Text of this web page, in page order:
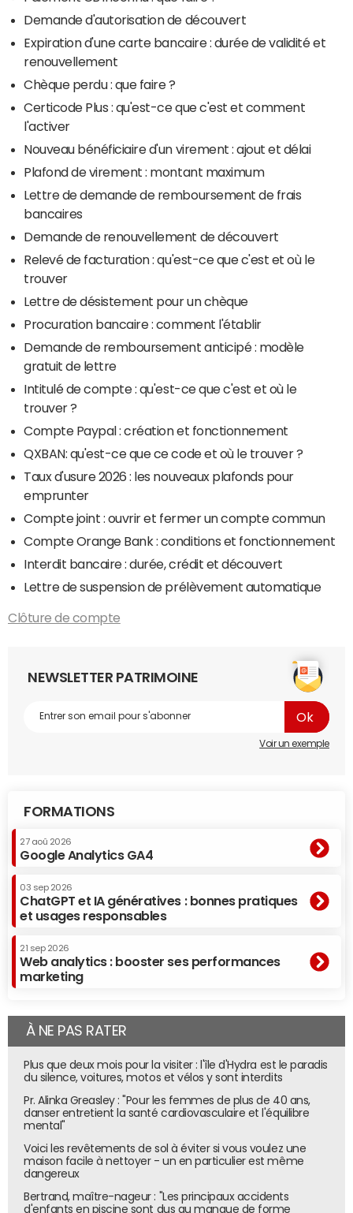
Demande d'autorisation de découvert
Expiration d'une carte bancaire : durée de validité et
renouvellement
Chèque perdu : que faire ?
Certicode Plus : qu'est-ce que c'est et comment
l'activer
Nouveau bénéficiaire d'un virement : ajout et délai
Plafond de virement : montant maximum
Lettre de demande de remboursement de frais
bancaires
Demande de renouvellement de découvert
Relevé de facturation : qu'est-ce que c'est et où le
trouver
Lettre de désistement pour un chèque
Procuration bancaire : comment l'établir
Demande de remboursement anticipé : modèle
gratuit de lettre
Intitulé de compte : qu'est-ce que c'est et où le
trouver ?
Compte Paypal : création et fonctionnement
QXBAN: qu'est-ce que ce code et où le trouver ?
Taux d'usure 2026 : les nouveaux plafonds pour
emprunter
Compte joint : ouvrir et fermer un compte commun
Compte Orange Bank : conditions et fonctionnement
Interdit bancaire : durée, crédit et découvert
Lettre de suspension de prélèvement automatique
Clôture de compte
NEWSLETTER PATRIMOINE
Voir un exemple
FORMATIONS
27 aoû 2026
Google Analytics GA4
03 sep 2026
ChatGPT et IA génératives : bonnes pratiques
et usages responsables
21 sep 2026
Web analytics : booster ses performances
marketing
À NE PAS RATER
Plus que deux mois pour la visiter : l'île d'Hydra est le paradis
du silence, voitures, motos et vélos y sont interdits
Pr. Alinka Greasley : "Pour les femmes de plus de 40 ans,
danser entretient la santé cardiovasculaire et l'équilibre
mental"
Voici les revêtements de sol à éviter si vous voulez une
maison facile à nettoyer - un en particulier est même
dangereux
Bertrand, maître-nageur : "Les principaux accidents
d'enfants en piscine sont dus au manque de forme